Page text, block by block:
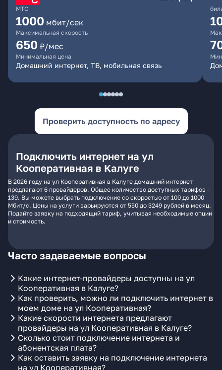
МТС
1000 мбит/сек
Максимальная скорость
650 ₽/мес
Минимальная цена
Домашний интернет, ТВ, мобильная связь
Проверить доступность по адресу
Подключить интернет на ул
Кооперативная в Калуге
В 2026 году на ул Кооперативная в Калуге домашний интернет
предлагают 6 провайдеров. Общее количество доступных тарифов -
139. Вы можете выбрать подключение со скоростью от 100 до 1000
Мбит/с. Цены на услуги варьируются от 550 до 3249 рублей в месяц.
Подайте заявку на подходящий тариф, учитывая необходимые опции
и стоимость.
Часто задаваемые вопросы
Какие интернет-провайдеры доступны на ул
Кооперативная в Калуге?
Как проверить, можно ли подключить интернет в
моем доме на ул Кооперативная?
Какие скорости интернета предлагают
провайдеры на ул Кооперативная в Калуге?
Сколько стоит подключение интернета и
абонентская плата?
Как оставить заявку на подключение интернета
на ул Кооперативная?